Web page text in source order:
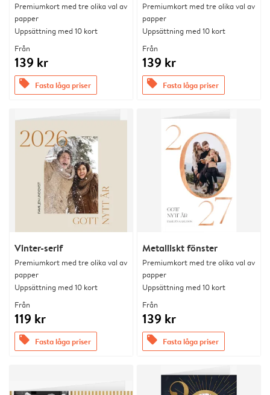
Premiumkort med tre olika val av
papper
Uppsättning med 10 kort
Från
139 kr
offers Fasta låga priser
Premiumkort med tre olika val av
papper
Uppsättning med 10 kort
Från
139 kr
offers Fasta låga priser
Vinter-serif
Premiumkort med tre olika val av
papper
Uppsättning med 10 kort
Från
119 kr
offers Fasta låga priser
Metalliskt fönster
Premiumkort med tre olika val av
papper
Uppsättning med 10 kort
Från
139 kr
offers Fasta låga priser